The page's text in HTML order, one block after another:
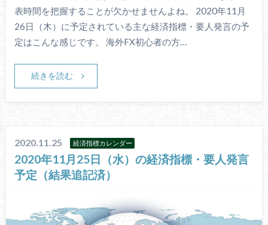
表時間を把握することが欠かせませんよね。 2020年11月
26日（木）に予定されている主な経済指標・要人発言の予
定はこんな感じです。 海外FX初心者の方…
続きを読む
2020.11.25 経済指標カレンダー
2020年11月25日（水）の経済指標・要人発言
予定（結果追記済）